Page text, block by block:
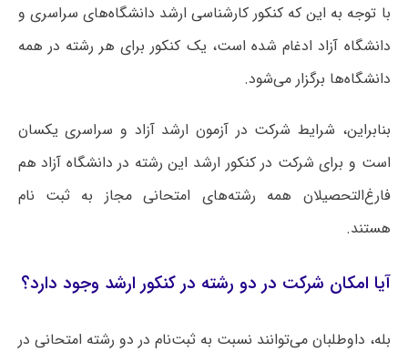
با توجه به این که کنکور کارشناسی ارشد دانشگاه‌های سراسری و
دانشگاه آزاد ادغام شده است، یک کنکور برای هر رشته در همه
دانشگاه‌ها برگزار می‌شود.
بنابراین، شرایط شرکت در آزمون ارشد آزاد و سراسری یکسان
است و برای شرکت در کنکور ارشد این رشته در دانشگاه آزاد هم
فارغ‌التحصیلان همه رشته‌های امتحانی مجاز به ثبت نام
هستند.
آیا امکان شرکت در دو رشته در کنکور ارشد وجود دارد؟
بله، داوطلبان می‌توانند نسبت به ثبت‌نام در دو رشته امتحانی در